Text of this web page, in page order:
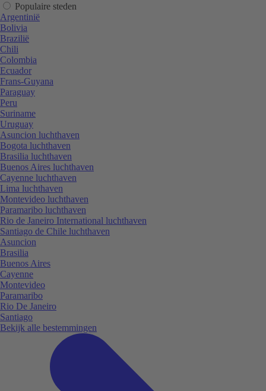
Populaire steden
Argentinië
Bolivia
Brazilië
Chili
Colombia
Ecuador
Frans-Guyana
Paraguay
Peru
Suriname
Uruguay
Asuncion luchthaven
Bogota luchthaven
Brasilia luchthaven
Buenos Aires luchthaven
Cayenne luchthaven
Lima luchthaven
Montevideo luchthaven
Paramaribo luchthaven
Rio de Janeiro International luchthaven
Santiago de Chile luchthaven
Asuncion
Brasilia
Buenos Aires
Cayenne
Montevideo
Paramaribo
Rio De Janeiro
Santiago
Bekijk alle bestemmingen